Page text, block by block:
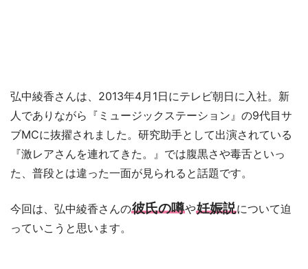
弘中綾香さんは、2013年4月1日にテレビ朝日に入社。新
人でありながら『ミュージックステーション』の9代目サ
ブMCに抜擢されました。研究助手として出演されている
『激レアさんを連れてきた。』では腹黒さや毒舌といっ
た、普段とは違った一面が見られると話題です。
今回は、弘中綾香さんの彼氏の噂や妊娠説について迫
っていこうと思います。